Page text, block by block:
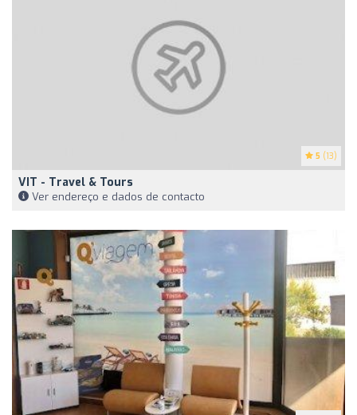
5 (13)
VIT - Travel & Tours
Ver endereço e dados de contacto